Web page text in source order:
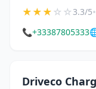
★★★☆☆3.3/5•
📞+33387805333
Driveco